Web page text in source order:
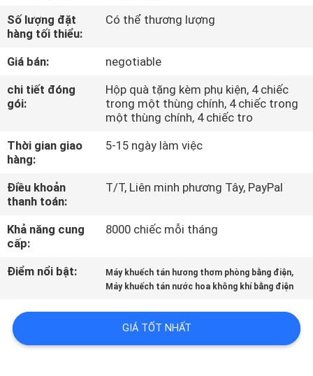
HƯỚNG
DẪN
VR
VỀ
CHÚNG
TÔI
THAM
QUAN
NHÀ
MÁY
KIỂM
SOÁT
Số lượng đặt
hàng tối thiểu:
Có thể thương lượng
Giá bán:
negotiable
chi tiết đóng
gói:
Hộp quà tặng kèm phụ kiện, 4 chiếc
trong một thùng chính, 4 chiếc trong
một thùng chính, 4 chiếc tro
Thời gian giao
hàng:
5-15 ngày làm việc
Điều khoản
thanh toán:
T/T, Liên minh phương Tây, PayPal
Khả năng cung
cấp:
8000 chiếc mỗi tháng
Điểm nổi bật: Máy khuếch tán hương thơm phòng bằng điện,
Máy khuếch tán nước hoa không khí bằng điện
GIÁ TỐT NHẤT